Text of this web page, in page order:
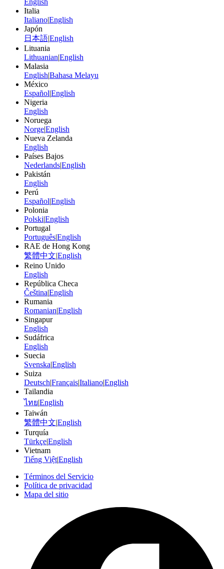
Italia
Italiano|English
Japón
日本語|English
Lituania
Lithuanian|English
Malasia
English|Bahasa Melayu
México
Español|English
Nigeria
English
Noruega
Norge|English
Nueva Zelanda
English
Países Bajos
Nederlands|English
Pakistán
English
Perú
Español|English
Polonia
Polski|English
Portugal
Português|English
RAE de Hong Kong
繁體中文|English
Reino Unido
English
República Checa
Čeština|English
Rumania
Romanian|English
Singapur
English
Sudáfrica
English
Suecia
Svenska|English
Suiza
Deutsch|Français|Italiano|English
Tailandia
ไทย|English
Taiwán
繁體中文|English
Turquía
Türkçe|English
Vietnam
Tiếng Việt|English
Términos del Servicio
Política de privacidad
Mapa del sitio